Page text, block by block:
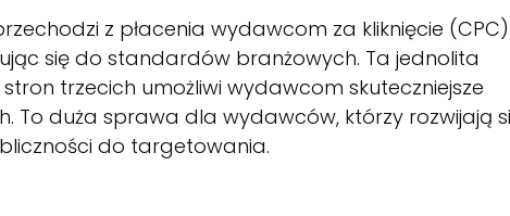
z płacenia wydawcom za kliknięcie (CPC)
się do standardów branżowych. Ta jednolita
trzecich umożliwi wydawcom skuteczniejsze
To duża sprawa dla wydawców, którzy rozwijają
do targetowania.